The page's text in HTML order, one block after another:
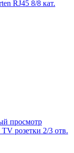
RJ45 8/8 кат.
просмотр
розетки 2/3 отв.